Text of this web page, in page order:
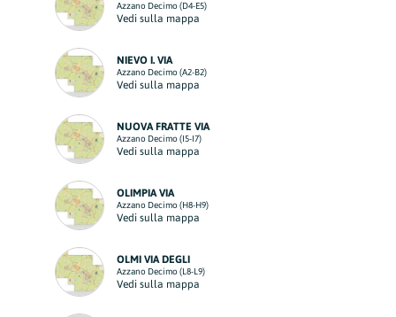
Azzano Decimo (D4-E5)
Vedi sulla mappa
NIEVO I. VIA
Azzano Decimo (A2-B2)
Vedi sulla mappa
NUOVA FRATTE VIA
Azzano Decimo (I5-I7)
Vedi sulla mappa
OLIMPIA VIA
Azzano Decimo (H8-H9)
Vedi sulla mappa
OLMI VIA DEGLI
Azzano Decimo (L8-L9)
Vedi sulla mappa